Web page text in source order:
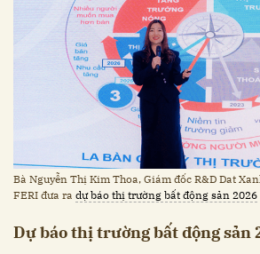
Bà Nguyễn Thị Kim Thoa, Giám đốc R&D Dat
FERI đưa ra dự báo thị trường bất động sản 2026
Dự báo thị trường bất động sản